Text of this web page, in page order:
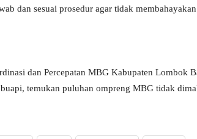
dan sesuai prosedur agar tidak
dan Percepatan MBG Kabupaten Lombok
temukan puluhan ompreng MBG tidak